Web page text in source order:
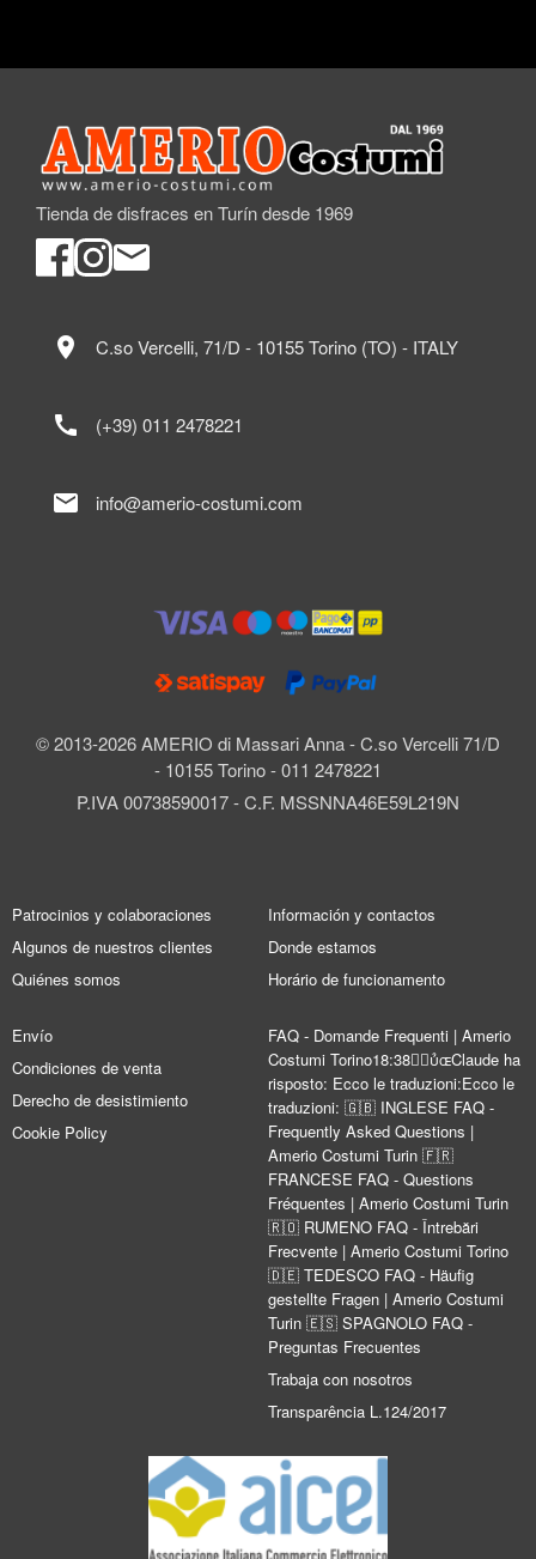
Tienda de disfraces en Turín desde 1969
© 2013-2026 AMERIO di Massari Anna - C.so Vercelli 71/D
- 10155 Torino - 011 2478221
P.IVA 00738590017 - C.F. MSSNNA46E59L219N
location_on C.so Vercelli, 71/D - 10155 Torino (TO) - ITALY
call (+39) 011 2478221
mail info@amerio-costumi.com
Patrocinios y colaboraciones
Algunos de nuestros clientes
Quiénes somos
Información y contactos
Donde estamos
Horário de funcionamento
Envío
Condiciones de venta
Derecho de desistimiento
Cookie Policy
FAQ - Domande Frequenti | Amerio
Costumi Torino18:38Claude ha
risposto: Ecco le traduzioni:Ecco le
traduzioni: 🇬🇧 INGLESE FAQ -
Frequently Asked Questions |
Amerio Costumi Turin 🇫🇷
FRANCESE FAQ - Questions
Fréquentes | Amerio Costumi Turin
🇷🇴 RUMENO FAQ - Întrebări
Frecvente | Amerio Costumi Torino
🇩🇪 TEDESCO FAQ - Häufig
gestellte Fragen | Amerio Costumi
Turin 🇪🇸 SPAGNOLO FAQ -
Preguntas Frecuentes
Trabaja con nosotros
Transparência L.124/2017